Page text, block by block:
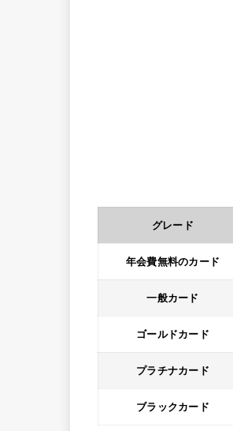
グレード
年会費無料のカード
一般カード
ゴールドカード
プラチナカード
ブラックカード